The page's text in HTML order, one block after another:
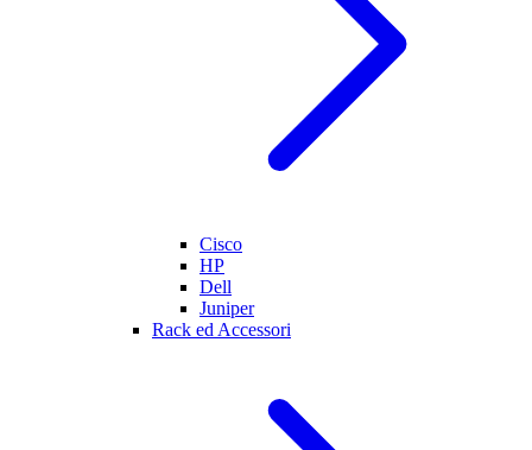
Cisco
HP
Dell
Juniper
Rack ed Accessori